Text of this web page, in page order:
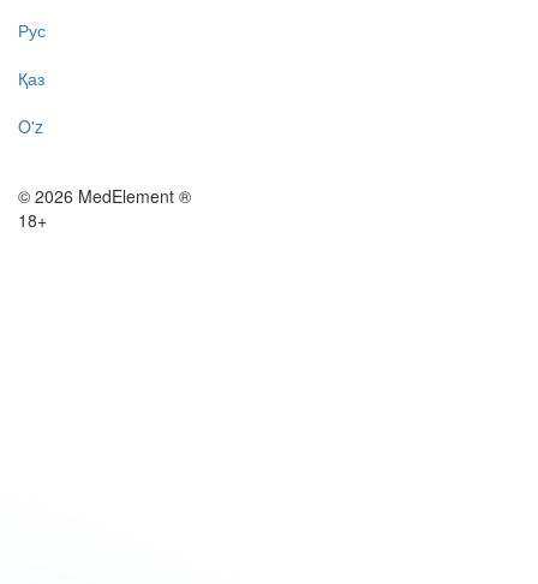
Рус
Қаз
O'z
© 2026 MedElement ®
18+